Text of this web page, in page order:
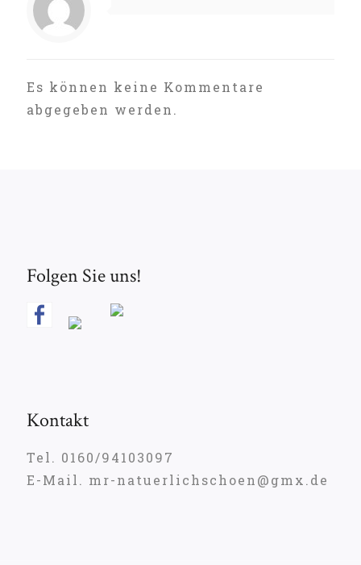
Es können keine Kommentare
abgegeben werden.
Folgen Sie uns!
Kontakt
Tel. 0160/94103097
E-Mail. mr-natuerlichschoen@gmx.de